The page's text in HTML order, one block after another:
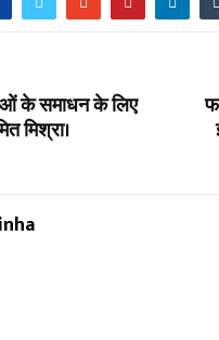
के समाधन के लिए
मिश्रा।